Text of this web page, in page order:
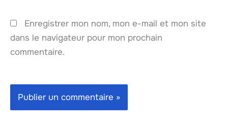
Enregistrer mon nom, mon e-mail et mon site
dans le navigateur pour mon prochain
commentaire.